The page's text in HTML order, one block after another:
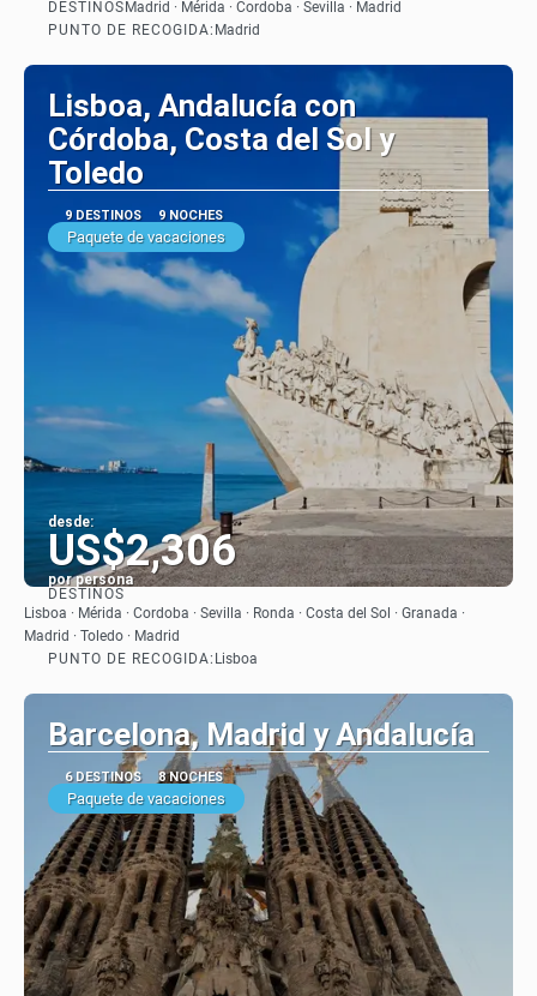
Ver
DESTINOS Madrid · Mérida · Cordoba · Sevilla · Madrid
PUNTO DE RECOGIDA: Madrid
Lisboa, Andalucía con
Córdoba, Costa del Sol y
Toledo
9 DESTINOS 9 NOCHES
Paquete de vacaciones
desde:
US$2,306
por persona
Ver
DESTINOS
Lisboa · Mérida · Cordoba · Sevilla · Ronda · Costa del Sol · Granada ·
Madrid · Toledo · Madrid
PUNTO DE RECOGIDA: Lisboa
Barcelona, Madrid y Andalucía
6 DESTINOS 8 NOCHES
Paquete de vacaciones